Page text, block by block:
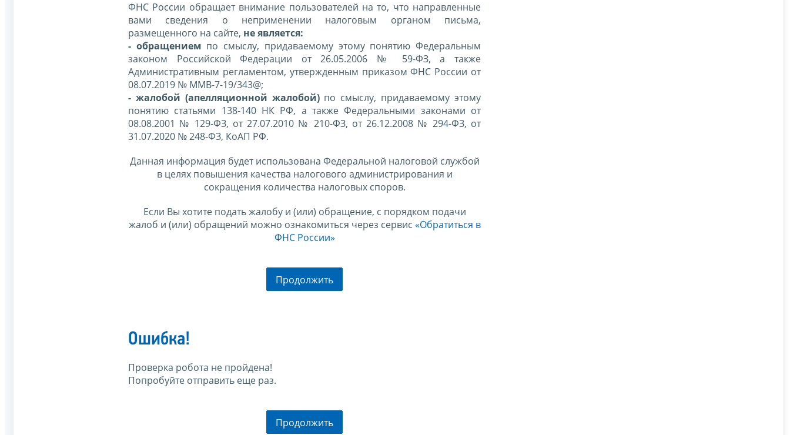
ФНС России обращает внимание пользователей на то, что направленные
вами сведения о неприменении налоговым органом письма,
размещенного на сайте, не является:
- обращением по смыслу, придаваемому этому понятию Федеральным
законом Российской Федерации от 26.05.2006 № 59-ФЗ, а также
Административным регламентом, утвержденным приказом ФНС России от
08.07.2019 № ММВ-7-19/343@;
- жалобой (апелляционной жалобой)по смыслу, придаваемому этому
понятию статьями 138-140 НК РФ, а также Федеральными законами от
08.08.2001 № 129-ФЗ, от 27.07.2010 № 210-ФЗ, от 26.12.2008 № 294-ФЗ, от
31.07.2020 № 248-ФЗ, КоАП РФ.
Данная информация будет использована Федеральной налоговой службой
в целях повышения качества налогового администрирования и
сокращения количества налоговых споров.
Если Вы хотите подать жалобу и (или) обращение, с порядком подачи
жалоб и (или) обращений можно ознакомиться через сервис «Обратиться в
ФНС России»
Продолжить
Ошибка!
Проверка робота не пройдена!
Попробуйте отправить еще раз.
Продолжить